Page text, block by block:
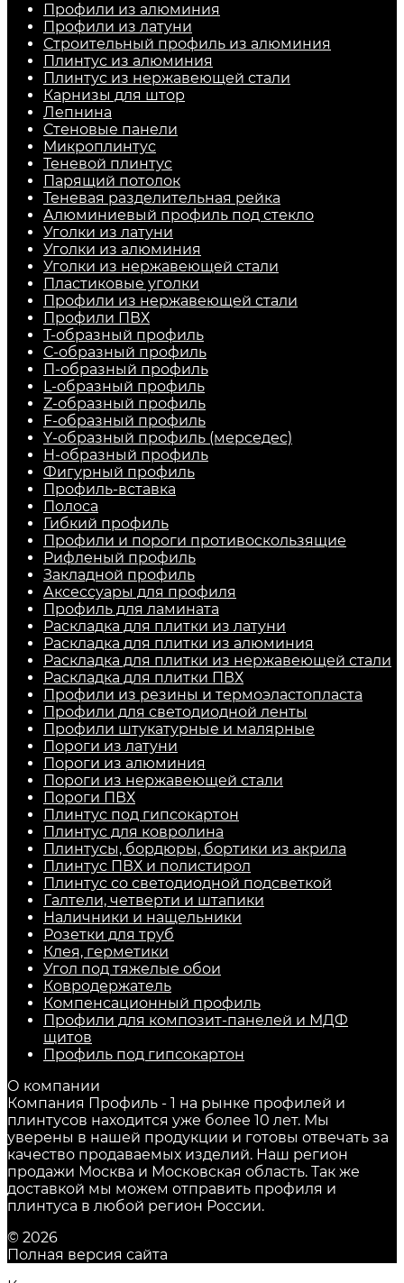
Профили из алюминия
Профили из латуни
Строительный профиль из алюминия
Плинтус из алюминия
Плинтус из нержавеющей стали
Карнизы для штор
Лепнина
Стеновые панели
Микроплинтус
Теневой плинтус
Парящий потолок
Теневая разделительная рейка
Алюминиевый профиль под стекло
Уголки из латуни
Уголки из алюминия
Уголки из нержавеющей стали
Пластиковые уголки
Профили из нержавеющей стали
Профили ПВХ
Т-образный профиль
С-образный профиль
П-образный профиль
L-образный профиль
Z-образный профиль
F-образный профиль
Y-образный профиль (мерседес)
H-образный профиль
Фигурный профиль
Профиль-вставка
Полоса
Гибкий профиль
Профили и пороги противоскользящие
Рифленый профиль
Закладной профиль
Аксессуары для профиля
Профиль для ламината
Раскладка для плитки из латуни
Раскладка для плитки из алюминия
Раскладка для плитки из нержавеющей стали
Раскладка для плитки ПВХ
Профили из резины и термоэластопласта
Профили для светодиодной ленты
Профили штукатурные и малярные
Пороги из латуни
Пороги из алюминия
Пороги из нержавеющей стали
Пороги ПВХ
Плинтус под гипсокартон
Плинтус для ковролина
Плинтусы, бордюры, бортики из акрила
Плинтус ПВХ и полистирол
Плинтус со светодиодной подсветкой
Галтели, четверти и штапики
Наличники и нащельники
Розетки для труб
Клея, герметики
Угол под тяжелые обои
Ковродержатель
Компенсационный профиль
Профили для композит-панелей и МДФ
щитов
Профиль под гипсокартон
О компании
Компания Профиль - 1 на рынке профилей и
плинтусов находится уже более 10 лет. Мы
уверены в нашей продукции и готовы отвечать за
качество продаваемых изделий. Наш регион
продажи Москва и Московская область. Так же
доставкой мы можем отправить профиля и
плинтуса в любой регион России.
© 2026
Полная версия сайта